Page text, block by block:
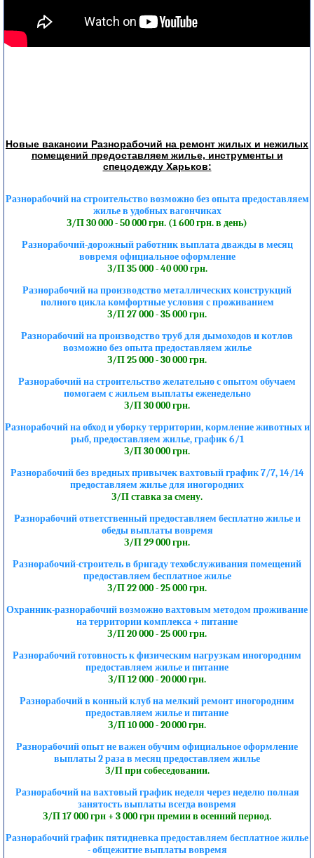
Новые вакансии Разнорабочий на ремонт жилых и нежилых
помещений предоставляем жилье, инструменты и
спецодежду Харьков:
Разнорабочий на строительство возможно без опыта предоставляем
жилье в удобных вагончиках
З/П 30 000 - 50 000 грн. (1 600 грн. в день)
Разнорабочий-дорожный работник выплата дважды в месяц
вовремя официальное оформление
З/П 35 000 - 40 000 грн.
Разнорабочий на производство металлических конструкций
полного цикла комфортные условия с проживанием
З/П 27 000 - 35 000 грн.
Разнорабочий на производство труб для дымоходов и котлов
возможно без опыта предоставляем жилье
З/П 25 000 - 30 000 грн.
Разнорабочий на строительство желательно с опытом обучаем
помогаем с жильем выплаты еженедельно
З/П 30 000 грн.
Разнорабочий на обход и уборку территории, кормление животных и
рыб, предоставляем жилье, график 6/1
З/П 30 000 грн.
Разнорабочий без вредных привычек вахтовый график 7/7, 14/14
предоставляем жилье для иногородних
З/П ставка за смену.
Разнорабочий ответственный предоставляем бесплатно жилье и
обеды выплаты вовремя
З/П 29 000 грн.
Разнорабочий-строитель в бригаду техобслуживания помещений
предоставляем бесплатное жилье
З/П 22 000 - 25 000 грн.
Охранник-разнорабочий возможно вахтовым методом проживание
на территории комплекса + питание
З/П 20 000 - 25 000 грн.
Разнорабочий готовность к физическим нагрузкам иногородним
предоставляем жилье и питание
З/П 12 000 - 20 000 грн.
Разнорабочий в конный клуб на мелкий ремонт иногородним
предоставляем жилье и питание
З/П 10 000 - 20 000 грн.
Разнорабочий опыт не важен обучим официальное оформление
выплаты 2 раза в месяц предоставляем жилье
З/П при собеседовании.
Разнорабочий на вахтовый график неделя через неделю полная
занятость выплаты всегда вовремя
З/П 17 000 грн + 3 000 грн премии в осенний период.
Разнорабочий график пятидневка предоставляем бесплатное жилье
- общежитие выплаты вовремя